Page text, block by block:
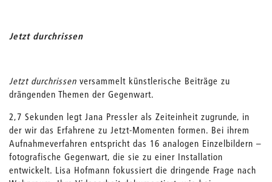
Jetzt durchrissen
Jetzt durchrissen versammelt künstlerische Beiträge zu
drängenden Themen der Gegenwart.
2,7 Sekunden legt Jana Pressler als Zeiteinheit zugrunde, in
der wir das Erfahrene zu Jetzt-Momenten formen. Bei ihrem
Aufnahmeverfahren entspricht das 16 analogen Einzelbildern –
fotografische Gegenwart, die sie zu einer Installation
entwickelt. Lisa Hofmann fokussiert die dringende Frage nach